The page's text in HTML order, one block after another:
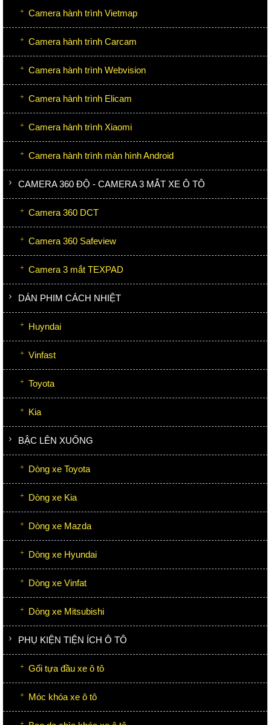
Camera hành trình Vietmap
Camera hành trình Carcam
Camera hành trình Webvision
Camera hành trình Elicam
Camera hành trình Xiaomi
Camera hành trình màn hình Android
CAMERA 360 ĐỘ - CAMERA 3 MẮT XE Ô TÔ
Camera 360 DCT
Camera 360 Safeview
Camera 3 mắt TEXPAD
DÁN PHIM CÁCH NHIỆT
Huyndai
Vinfast
Toyota
Kia
BẬC LÊN XUỐNG
Dòng xe Toyota
Dòng xe Kia
Dòng xe Mazda
Dòng xe Hyundai
Dòng xe Vinfat
Dòng xe Mitsubishi
PHỤ KIỆN TIỆN ÍCH Ô TÔ
Gối tựa đầu xe ô tô
Móc khóa xe ô tô